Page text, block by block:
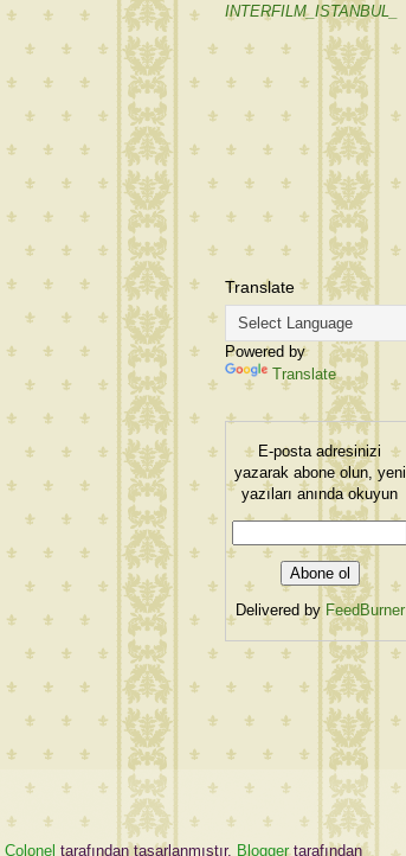
INTERFILM_ISTANBUL_
Translate
Powered by
Translate
E-posta adresinizi
yazarak abone olun, yeni
yazıları anında okuyun
Delivered by FeedBurner
Colonel tarafından tasarlanmıştır. Bloggertarafından